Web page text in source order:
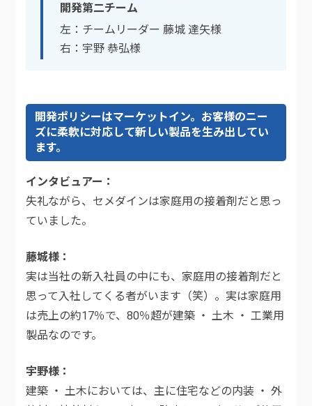
開発第二チーム
左：チームリーダー 藤城 達矢様
右：宇野 恭弘様
開発ポリシーはマーケットイン。お客様のニー
ズに柔軟に対応して新しい製品を生み出してい
ます。
インタビュアー
失礼ながら、セメダインは家庭用の接着剤だと思っ
ていました。
藤城様
実は当社の新入社員の中にも、家庭用の接着剤だと
思って入社してくる者がいます（笑）。実は家庭用
は売上の約17％で、80％超が建築 ・ 土木 ・ 工業用
製品なのです。
宇野様
建築 ・ 土木においては、主に住宅などの内装 ・ 外